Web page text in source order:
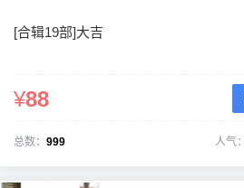
[合辑19部]大吉
¥88
总数： 999 人气：